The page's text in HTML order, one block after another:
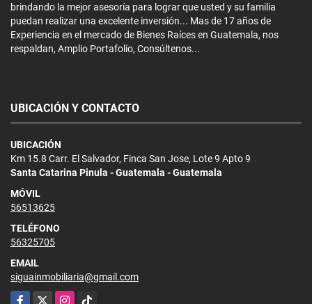
brindando la mejor asesoría para lograr que usted y su familia
puedan realizar una excelente inversión... Mas de 17 años de
Experiencia en el mercado de Bienes Raíces en Guatemala, nos
respaldan, Amplio Portafolio, Consúltenos...
UBICACIÓN Y CONTACTO
UBICACIÓN
Km 15.8 Carr. El Salvador, Finca San Jose, Lote 9 Apto 9
Santa Catarina Pinula - Guatemala - Guatemala
MÓVIL
56513625
TELÉFONO
56325705
EMAIL
siguainmobiliaria@gmail.com
Facebook
X Instagram
TikTok